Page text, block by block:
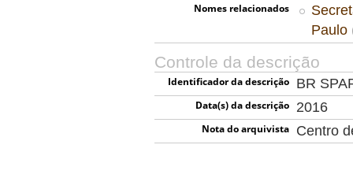
Nomes relacionados
Paulo
Controle da descrição
Identificador da descrição BR
Data(s) da descrição 2016
Nota do arquivista Centro